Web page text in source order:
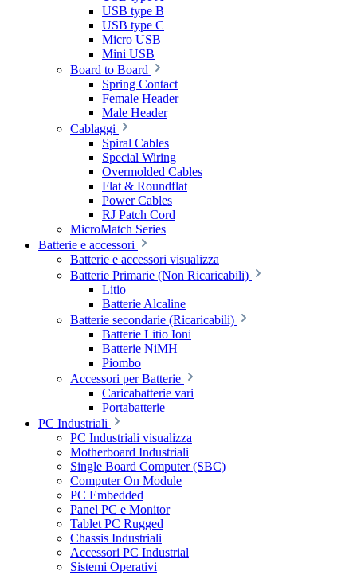
USB type B
USB type C
Micro USB
Mini USB
Board to Board
Spring Contact
Female Header
Male Header
Cablaggi
Spiral Cables
Special Wiring
Overmolded Cables
Flat & Roundflat
Power Cables
RJ Patch Cord
MicroMatch Series
Batterie e accessori
Batterie e accessori visualizza
Batterie Primarie (Non Ricaricabili)
Litio
Batterie Alcaline
Batterie secondarie (Ricaricabili)
Batterie Litio Ioni
Batterie NiMH
Piombo
Accessori per Batterie
Caricabatterie vari
Portabatterie
PC Industriali
PC Industriali visualizza
Motherboard Industriali
Single Board Computer (SBC)
Computer On Module
PC Embedded
Panel PC e Monitor
Tablet PC Rugged
Chassis Industriali
Accessori PC Industrial
Sistemi Operativi